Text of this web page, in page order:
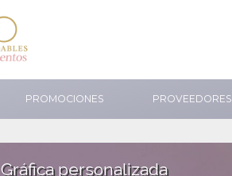
PROMOCIONES PROVEEDORES
Gráfica personalizada